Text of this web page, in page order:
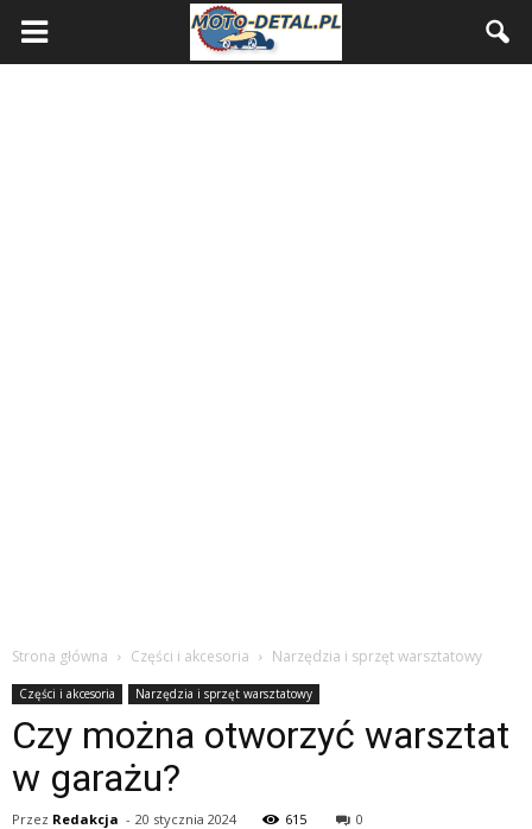
Strona główna Części i akcesoria Narzędzia i sprzęt warsztatowy
Części i akcesoria Narzędzia i sprzęt warsztatowy
Czy można otworzyć warsztat
w garażu?
Przez Redakcja - 20 stycznia 2024 615 0